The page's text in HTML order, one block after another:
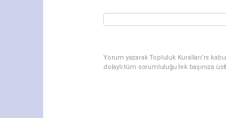
Yorum yazarak Topluluk Kuralları’nı
dolaylı tüm sorumluluğu tek başınıza